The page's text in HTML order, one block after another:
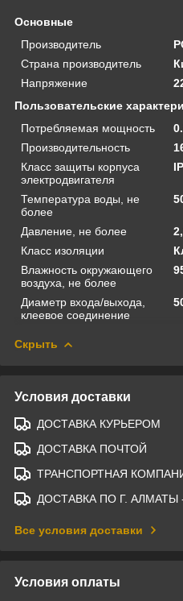
Основные
Производитель
Страна производитель
Напряжение
Пользовательские
Потребляемая мощность
Производительность
Класс защиты корпуса
электродвигателя
Температура воды, не
более
Давление, не более
Класс изоляции
Влажность окружающего
воздуха, не более
Диаметр входа/выхода,
клеевое соединение
Скрыть
Условия доставки
ДОСТАВКА КУРЬЕРОМ
ДОСТАВКА ПОЧТОЙ
ТРАНСПОРТНАЯ
ДОСТАВКА ПО Г. АЛМАТЫ
Все условия доставки
Условия оплаты